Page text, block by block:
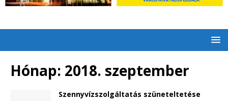
Hónap: 2018. szeptember
Szennyvízszolgáltatás szüneteltetése